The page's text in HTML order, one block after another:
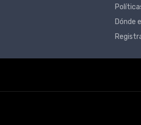
Dónde